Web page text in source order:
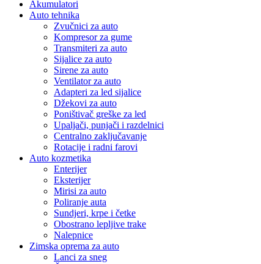
Akumulatori
Auto tehnika
Zvučnici za auto
Kompresor za gume
Transmiteri za auto
Sijalice za auto
Sirene za auto
Ventilator za auto
Adapteri za led sijalice
Džekovi za auto
Poništivač greške za led
Upaljači, punjači i razdelnici
Centralno zaključavanje
Rotacije i radni farovi
Auto kozmetika
Enterijer
Eksterijer
Mirisi za auto
Poliranje auta
Sundjeri, krpe i četke
Obostrano lepljive trake
Nalepnice
Zimska oprema za auto
Lanci za sneg